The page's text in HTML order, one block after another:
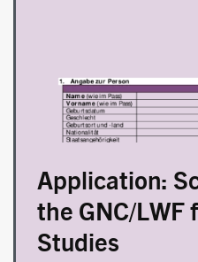
Application:
the GNC/LWF
Studies